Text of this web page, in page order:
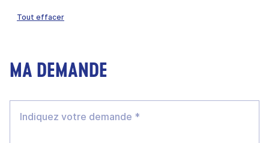
Tout effacer
MA DEMANDE